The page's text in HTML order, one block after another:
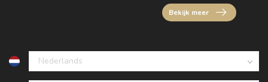
Bekijk meer